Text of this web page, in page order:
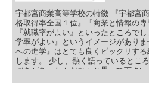
宇都宮商業高等学校の特徴 『宇都宮
格取得率全国１位』『商業と情報の専
『就職率がよい』といったところで
学率がよい』というイメージがあり
への進学』はとても良くビックリす
します。 少し、熱く語っているとこ
づきがあったんだなぁと思って下さい